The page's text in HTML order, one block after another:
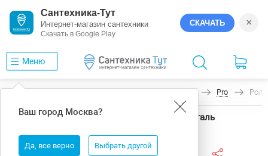
Сантехника-Тут
Интернет-магазин сантехники
Скачать в Google Play
СКАЧАТЬ ×
Меню
Ваш город Москва?
Да, все верно Выбрать другой
Pro
Ролл-мат Paulmark Pro R405-GM Вороненая сталь